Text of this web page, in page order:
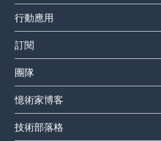
行動應用
訂閱
團隊
憶術家博客
技術部落格